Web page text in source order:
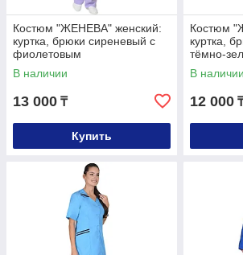
Костюм "ЖЕНЕВА" женский:
куртка, брюки сиреневый с
фиолетовым
В наличии
13 000 ₸
Купить
Костюм
куртка,
тёмно-
В наличии
12 000